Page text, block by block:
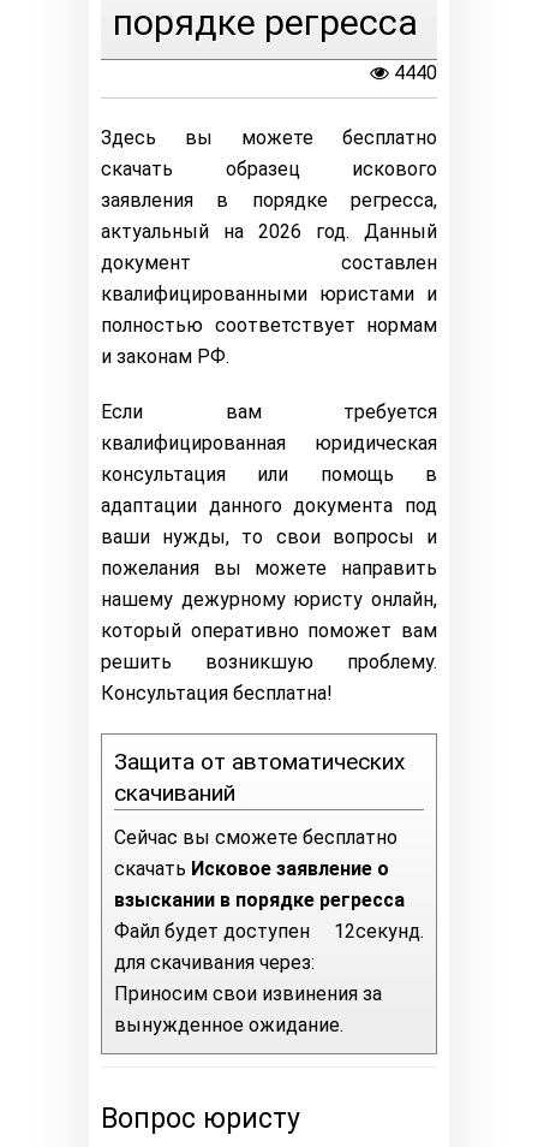
порядке регресса
4440
Здесь вы можете бесплатно
скачать образец искового
заявления в порядке регресса,
актуальный на 2026 год. Данный
документ составлен
квалифицированными юристами и
полностью соответствует нормам
и законам РФ.
Если вам требуется
квалифицированная юридическая
консультация или помощь в
адаптации данного документа под
ваши нужды, то свои вопросы и
пожелания вы можете направить
нашему дежурному юристу онлайн,
который оперативно поможет вам
решить возникшую проблему.
Консультация бесплатна!
Защита от автоматических
скачиваний
Сейчас вы сможете бесплатно
скачать Исковое заявление о
взыскании в порядке регресса
Файл будет доступен
для скачивания через:
11секунд.
Приносим свои извинения за
вынужденное ожидание.
Вопрос юристу